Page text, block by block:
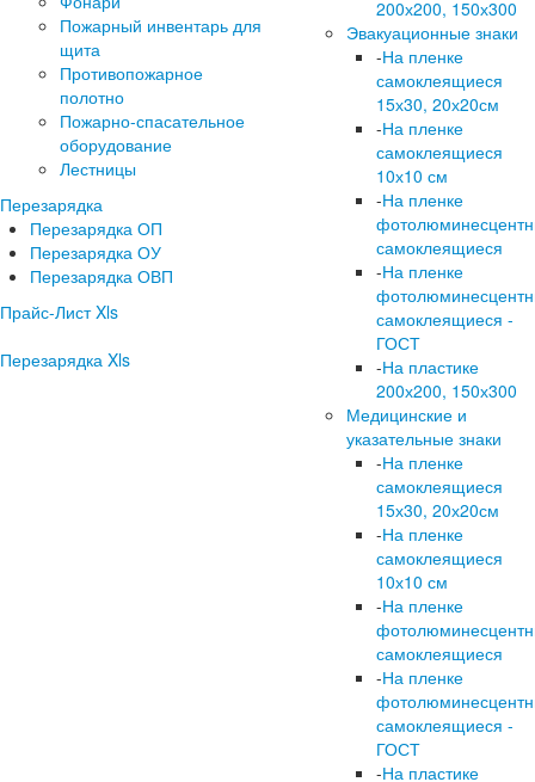
Пожарный инвентарь для
щита
Противопожарное
полотно
Пожарно-спасательное
оборудование
Лестницы
Перезарядка
Перезарядка ОП
Перезарядка ОУ
Перезарядка ОВП
Прайс-Лист Xls
Перезарядка Xls
200х200, 150х300
Эвакуационные знаки
-На пленке
самоклеящиеся
15х30, 20х20см
-На пленке
самоклеящиеся
10х10 см
-На пленке
самоклеящиеся
-На пленке
самоклеящиеся -
ГОСТ
-На пластике
200х200, 150х300
Медицинские и
указательные знаки
-На пленке
самоклеящиеся
15х30, 20х20см
-На пленке
самоклеящиеся
10х10 см
-На пленке
самоклеящиеся
-На пленке
самоклеящиеся -
ГОСТ
-На пластике